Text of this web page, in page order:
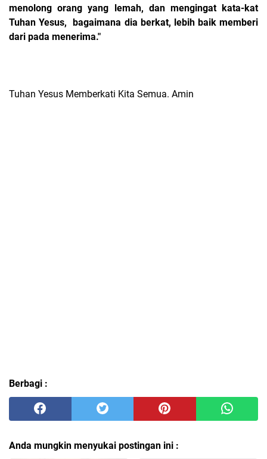
menolong orang yang lemah, dan mengingat kata-kat
Tuhan Yesus, bagaimana dia berkat, lebih baik memberi
dari pada menerima."
Tuhan Yesus Memberkati Kita Semua. Amin
Berbagi :
Anda mungkin menyukai postingan ini :